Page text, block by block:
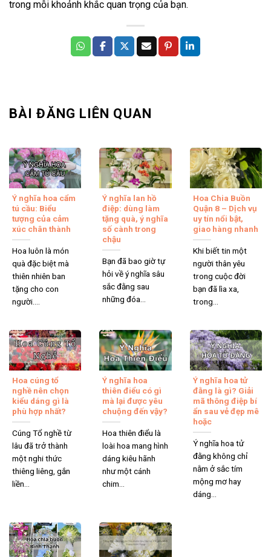
trong mỗi khoảnh khắc quan trọng của bạn.
BÀI ĐĂNG LIÊN QUAN
Ý nghĩa hoa cẩm
tú cầu: Biểu
tượng của cảm
xúc chân thành
Hoa luôn là món
quà đặc biệt mà
thiên nhiên ban
tặng cho con
người....
Ý nghĩa lan hồ
điệp: dùng làm
tặng quà, ý nghĩa
số cành trong
chậu
Bạn đã bao giờ tự
hỏi về ý nghĩa sâu
sắc đằng sau
những đóa...
Hoa Chia Buồn
Quận 8 – Dịch vụ
uy tín nổi bật,
giao hàng nhanh
Khi biết tin một
người thân yêu
trong cuộc đời
bạn đã lìa xa,
trong...
Hoa cúng tổ
nghề nên chọn
kiểu dáng gì là
phù hợp nhất?
Cúng Tổ nghề từ
lâu đã trở thành
một nghi thức
thiêng liêng, gắn
liền...
Ý nghĩa hoa
thiên điểu có gì
mà lại được yêu
chuộng đến vậy?
Hoa thiên điểu là
loài hoa mang hình
dáng kiêu hãnh
như một cánh
chim...
Ý nghĩa hoa tử
đằng là gì? Giải
mã thông điệp bí
ẩn sau vẻ đẹp mê
hoặc
Ý nghĩa hoa tử
đằng không chỉ
nằm ở sắc tím
mộng mơ hay
dáng...